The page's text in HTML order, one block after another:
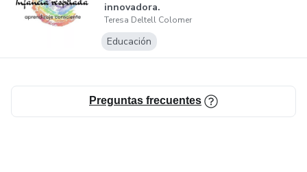
innovadora.
Educación p...
Teresa Deltell Colomer
Educación
Preguntas frecuentes